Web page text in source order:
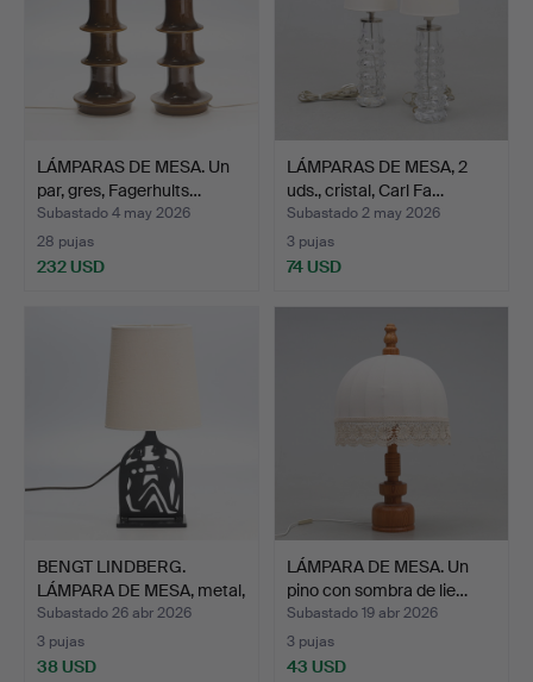
LÁMPARAS DE MESA. Un
par, gres, Fagerhults…
Subastado 4 may 2026
28 pujas
232 USD
LÁMPARAS DE MESA, 2
uds., cristal, Carl Fa…
Subastado 2 may 2026
3 pujas
74 USD
BENGT LINDBERG.
LÁMPARA DE MESA, metal,
fi…
Subastado 26 abr 2026
3 pujas
38 USD
LÁMPARA DE MESA. Un
pino con sombra de lie…
Subastado 19 abr 2026
3 pujas
43 USD